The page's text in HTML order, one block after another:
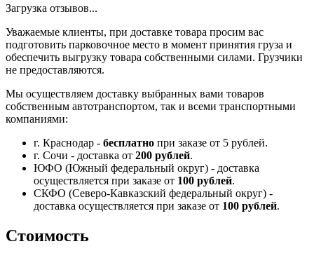
Загрузка отзывов...
Уважаемые клиенты, при доставке товара просим вас
подготовить парковочное место в момент принятия груза и
обеспечить выгрузку товара собственными силами. Грузчики
не предоставляются.
Мы осуществляем доставку выбранных вами товаров
собственным автотранспортом, так и всеми транспортными
компаниями:
г. Краснодар - бесплатно при заказе от 5 рублей.
г. Сочи - доставка от 200 рублей.
ЮФО (Южный федеральный округ) - доставка
осуществляется при заказе от 100 рублей.
СКФО (Северо-Кавказский федеральный округ) -
доставка осуществляется при заказе от 100 рублей.
Стоимость